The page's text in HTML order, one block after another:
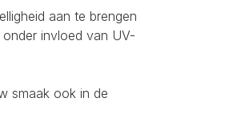
aan te brengen
invloed van UV-
smaak ook in de